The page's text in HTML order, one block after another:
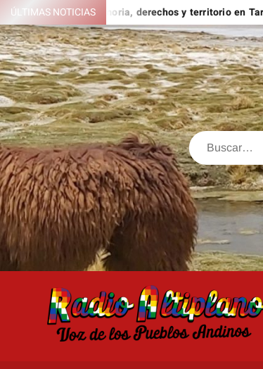
Saltar
al
contenido
ÚLTIMAS NOTICIAS
sobre memoria, derechos y territorio en
Buscar